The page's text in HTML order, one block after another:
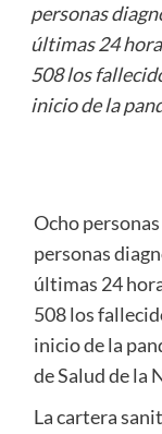
personas
últimas 24
508 los
inicio de la
Ocho
personas
últimas 24
508 los
inicio de la
de Salud de la
La cartera